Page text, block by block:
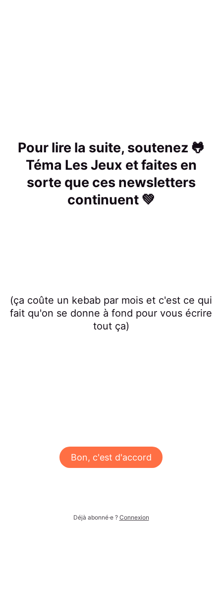
Pour lire la suite, soutenez 🐸
Téma Les Jeux et faites en
sorte que ces newsletters
continuent 💚
(ça coûte un kebab par mois et c'est ce qui
fait qu'on se donne à fond pour vous écrire
tout ça)
Bon, c'est d'accord
Déjà abonné·e ? Connexion